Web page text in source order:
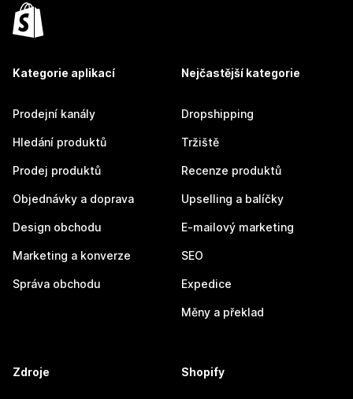
Kategorie aplikací
Prodejní kanály
Hledání produktů
Prodej produktů
Objednávky a doprava
Design obchodu
Marketing a konverze
Správa obchodu
Nejčastější kategorie
Dropshipping
Tržiště
Recenze produktů
Upselling a balíčky
E-mailový marketing
SEO
Expedice
Měny a překlad
Zdroje Shopify